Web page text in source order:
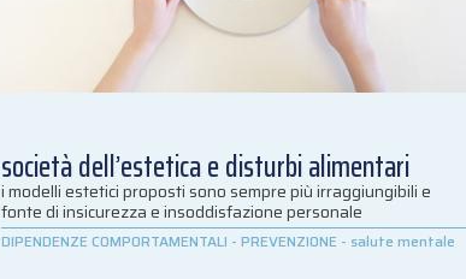
società dell’estetica e disturbi alimentari
i modelli estetici proposti sono sempre più irraggiungibili e
fonte di insicurezza e insoddisfazione personale
DIPENDENZE COMPORTAMENTALI -PREVENZIONE - salute mentale